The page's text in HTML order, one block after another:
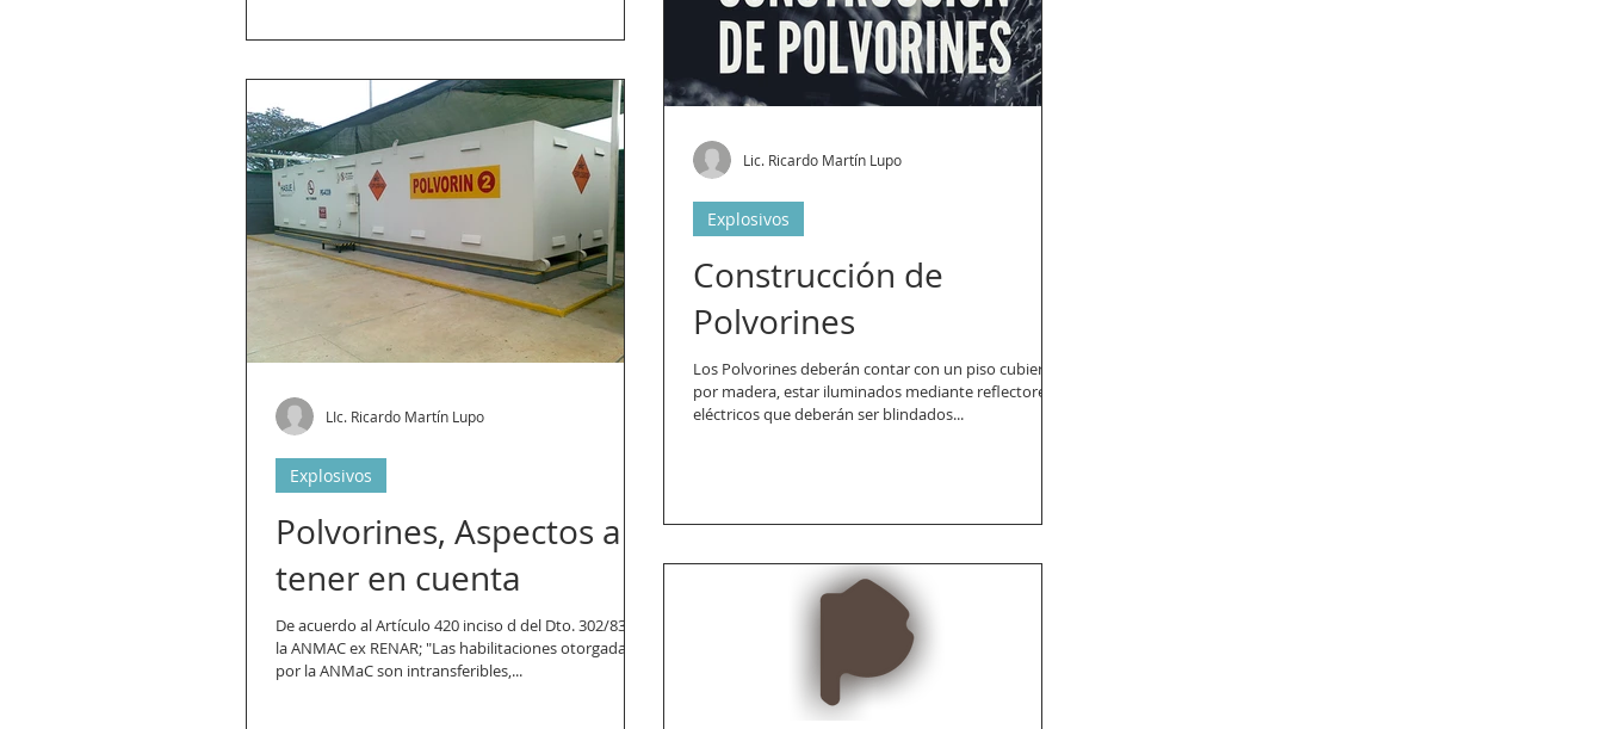
Polvorines, Aspectos a
tener en cuenta
De acuerdo al Artículo 420 inciso d del Dto. 302/83 de
la ANMAC ex RENAR; "Las habilitaciones otorgadas
por la ANMaC son intransferibles,...
Explosivos
LIc. Ricardo Martín Lupo
Construcción de
Polvorines
Los Polvorines deberán contar con un piso cubierto
por madera, estar iluminados mediante reflectores
eléctricos que deberán ser blindados...
Explosivos
Lic. Ricardo Martín Lupo